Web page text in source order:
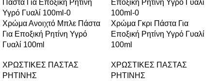
Χρώμα Ανοιχτό Μπλε Πάστα
Για Εποξική Ρητίνη Υγρό
Γυαλί 100ml
ΧΡΩΣΤΙΚΕΣ ΠΑΣΤΑΣ
ΡΗΤΙΝΗΣ
Χρώμα Γκρι Πάστα Για
Εποξική Ρητίνη Υγρό Γυαλί
100ml
ΧΡΩΣΤΙΚΕΣ ΠΑΣΤΑΣ
ΡΗΤΙΝΗΣ